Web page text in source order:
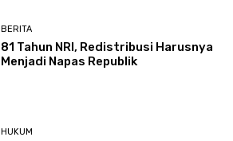
BERITA
81 Tahun NRI, Redistribusi Harusnya
Menjadi Napas Republik
HUKUM